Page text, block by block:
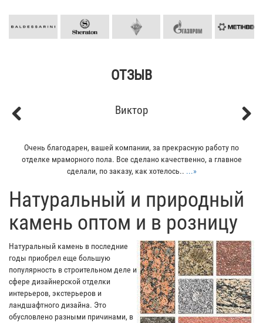
ОТЗЫВ
Кирилл
Мой отец заказывал плитку из гранита для своего дома. Больше
всего понравилось - индивидуальный подход к клиенту. Отец
остался очень доволен......»
​Натуральный и природный
камень оптом и в розницу
Натуральный камень в последние
годы приобрел еще большую
популярность в строительном деле и
сфере дизайнерской отделки
интерьеров, экстерьеров и
ландшафтного дизайна. Это
обусловлено разными причинами, в